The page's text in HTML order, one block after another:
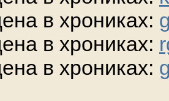
в хрониках:
в хрониках:
в хрониках: